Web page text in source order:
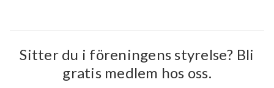
Sitter du i föreningens styrelse? Bli
gratis medlem hos oss.